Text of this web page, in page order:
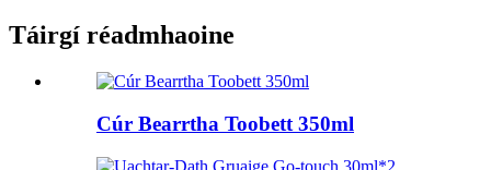
Táirgí réadmhaoine
Cúr Bearrtha Toobett 350ml